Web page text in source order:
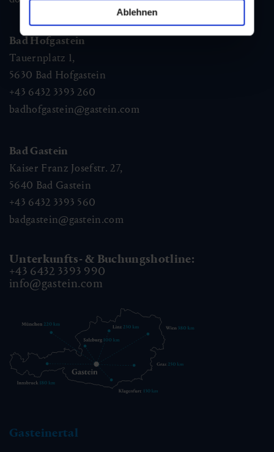
Ablehnen
Bad Hofgastein
Tauernplatz 1,
5630 Bad Hofgastein
+43 6432 3393 260
badhofgastein@gastein.com
Bad Gastein
Kaiser Franz Josefstr. 27,
5640 Bad Gastein
+43 6432 3393 560
badgastein@gastein.com
Unterkunfts- & Buchungshotline:
+43 6432 3393 990
info@gastein.com
Gasteinertal